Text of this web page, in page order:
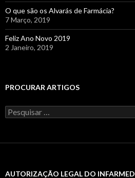
O que são os Alvarás de Farmácia?
7 Março, 2019
Feliz Ano Novo 2019
2 Janeiro, 2019
PROCURAR ARTIGOS
Pesquisar
por:
AUTORIZAÇÃO LEGAL DO INFARMED